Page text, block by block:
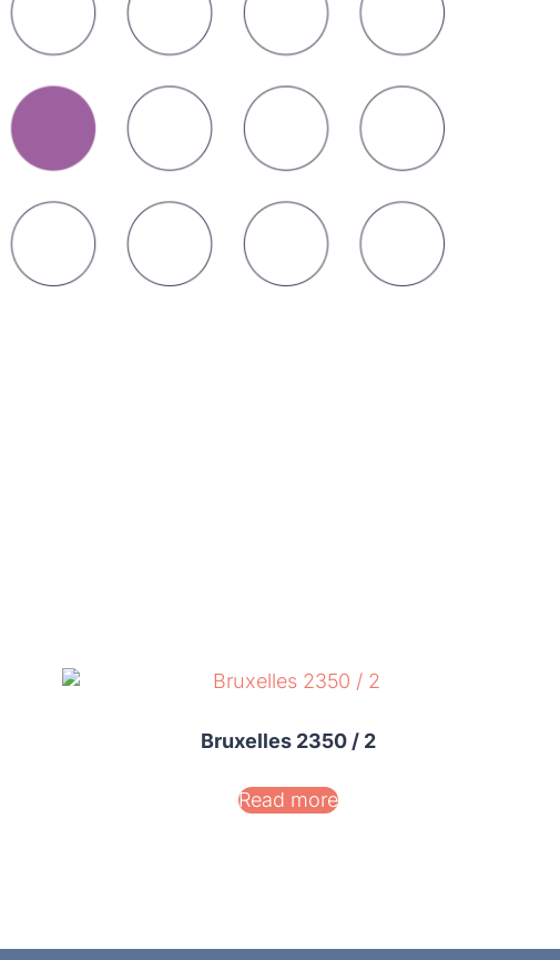
Bruxelles 2350 / 2
Read more